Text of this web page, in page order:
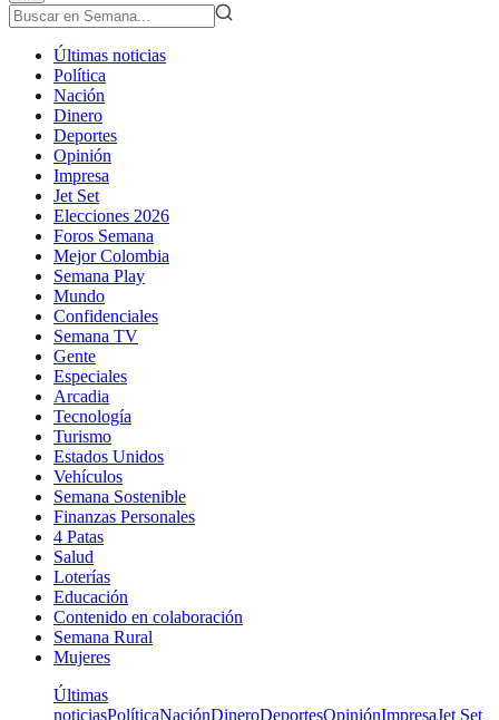
Últimas noticias
Política
Nación
Dinero
Deportes
Opinión
Impresa
Jet Set
Elecciones 2026
Foros Semana
Mejor Colombia
Semana Play
Mundo
Confidenciales
Semana TV
Gente
Especiales
Arcadia
Tecnología
Turismo
Estados Unidos
Vehículos
Semana Sostenible
Finanzas Personales
4 Patas
Salud
Loterías
Educación
Contenido en colaboración
Semana Rural
Mujeres
Últimas
noticiasPolíticaNaciónDineroDeportesOpiniónImpresaJet Set